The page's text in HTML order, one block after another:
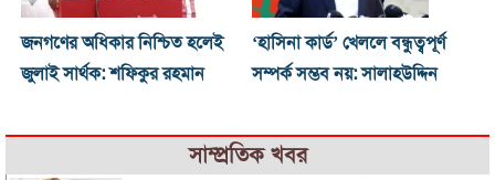
জনগণের অধিকার নিশ্চিত হলেই
জুলাই সার্থক: শফিকুর রহমান
‘হাসিনা কার্ড’ খেললে বন্ধুত্বপূর্ণ
সম্পর্ক সম্ভব নয়: সালাহউদ্দিন
সাম্প্রতিক খবর